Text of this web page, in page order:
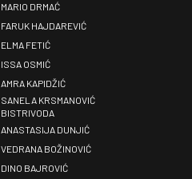
MARIO DRMAĆ
FARUK HAJDAREVIĆ
ELMA FETIĆ
ISSA OSMIĆ
AMRA KAPIDŽIĆ
SANELA KRSMANOVIĆ
BISTRIVODA
ANASTASIJA DUNJIĆ
VEDRANA BOŽINOVIĆ
DINO BAJROVIĆ